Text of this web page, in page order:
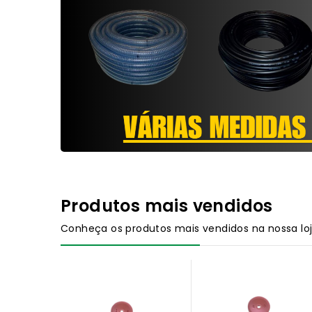
Produtos mais vendidos
Conheça os produtos mais vendidos na nossa